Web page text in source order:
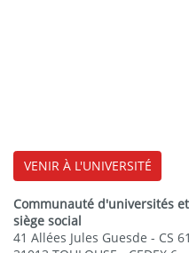
VENIR À L'UNIVERSITÉ
Communauté d'universités
siège social
41 Allées Jules Guesde - CS